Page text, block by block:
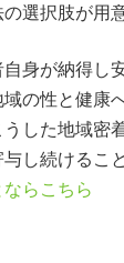
選択肢が用
身が納得し
の性と健康
した地域密
し続けるこ
らこちら